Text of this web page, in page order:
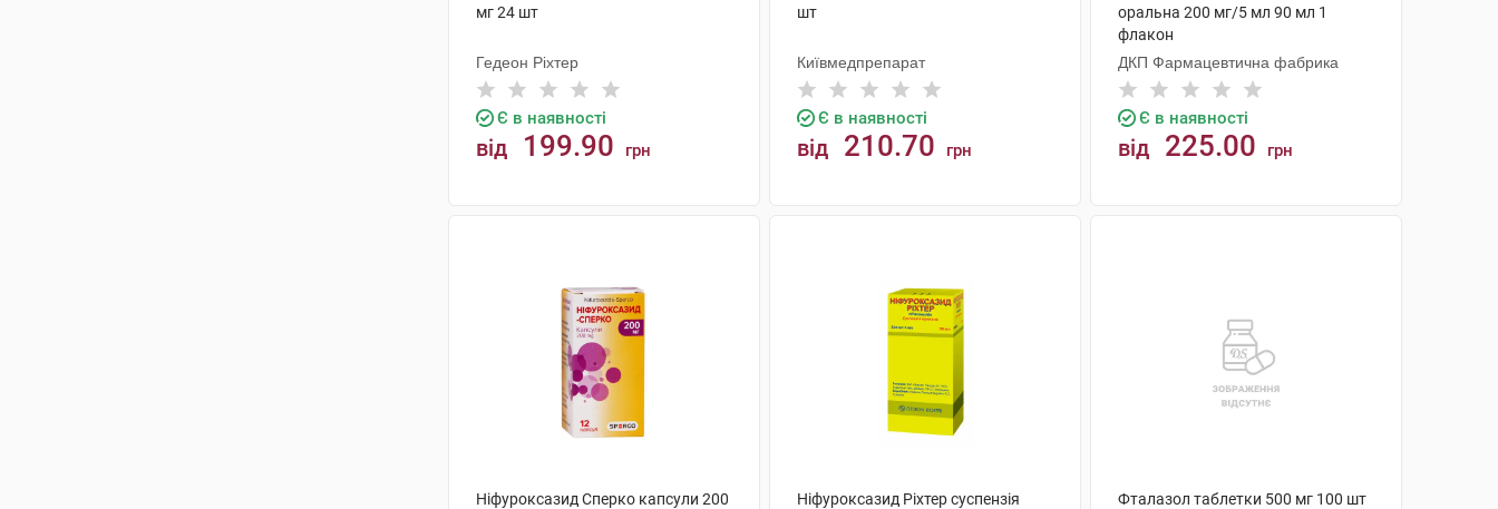
мг 24 шт
Гедеон Ріхтер
Є в наявності
від 199.90 грн
шт
Київмедпрепарат
Є в наявності
від 210.70 грн
оральна 200 мг/5 мл 90 мл 1
флакон
ДКП Фармацевтична фабрика
Є в наявності
від 225.00 грн
Ніфуроксазид Сперко капсули 200
Ніфуроксазид Ріхтер суспензія
Фталазол таблетки 500 мг 100 шт